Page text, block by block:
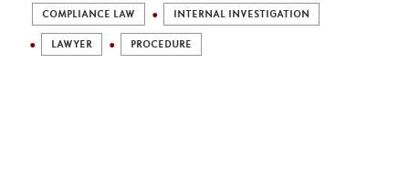
COMPLIANCE LAW INTERNAL INVESTIGATION
LAWYER PROCEDURE